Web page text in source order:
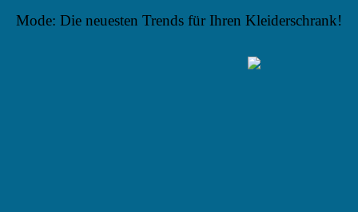
Mode: Die neuesten Trends für Ihren Kleiderschrank!